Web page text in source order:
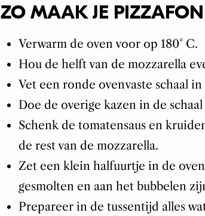
ZO MAAK JE
Verwarm de oven voor op 180° C.
Hou de helft van de mozzarella
Vet een ronde ovenvaste schaal
Doe de overige kazen in de
Schenk de tomatensaus en
de rest van de mozzarella.
Zet een klein halfuurtje in de
gesmolten en aan het bubbelen
Prepareer in de tussentijd alles